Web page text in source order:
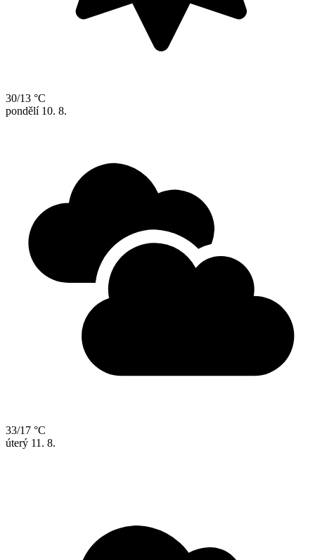
30/13 °C
pondělí 10. 8.
33/17 °C
úterý 11. 8.